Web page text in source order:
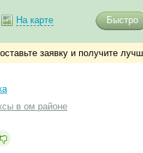
На карте Быстро
заявку и получите
в ом районе